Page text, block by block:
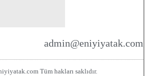
admin@eniyiyatak.com
Tüm hakları saklıdır.